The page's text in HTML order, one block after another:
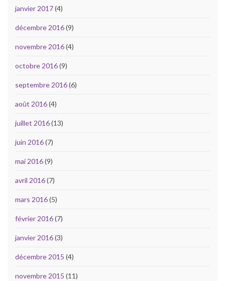
janvier 2017(4)
décembre 2016(9)
novembre 2016(4)
octobre 2016(9)
septembre 2016(6)
août 2016(4)
juillet 2016(13)
juin 2016(7)
mai 2016(9)
avril 2016(7)
mars 2016(5)
février 2016(7)
janvier 2016(3)
décembre 2015 (4)
novembre 2015 (11)